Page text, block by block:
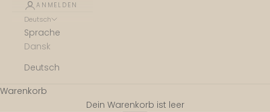
ANMELDEN
Deutsch
Sprache
Dansk
Deutsch
Warenkorb
Dein Warenkorb ist leer